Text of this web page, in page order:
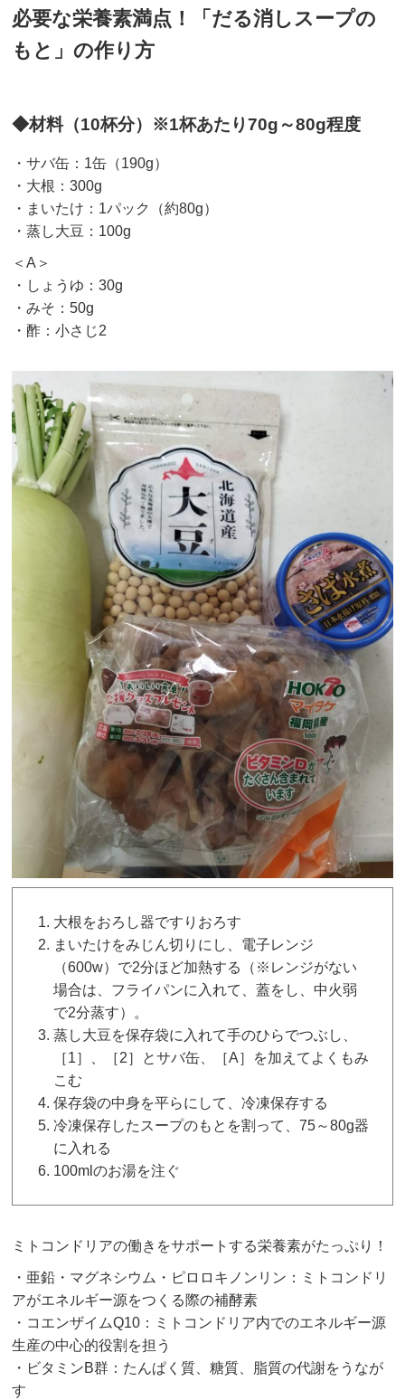
必要な栄養素満点！「だる消しスープの
もと」の作り方
◆材料（10杯分）※1杯あたり70g～80g程度
・サバ缶：1缶（190g）
・大根：300g
・まいたけ：1パック（約80g）
・蒸し大豆：100g
＜A＞
・しょうゆ：30g
・みそ：50g
・酢：小さじ2
大根をおろし器ですりおろす
まいたけをみじん切りにし、電子レンジ
（600w）で2分ほど加熱する（※レンジがない
場合は、フライパンに入れて、蓋をし、中火弱
で2分蒸す）。
蒸し大豆を保存袋に入れて手のひらでつぶし、
［1］、［2］とサバ缶、［A］を加えてよくもみ
こむ
保存袋の中身を平らにして、冷凍保存する
冷凍保存したスープのもとを割って、75～80g器
に入れる
100mlのお湯を注ぐ
ミトコンドリアの働きをサポートする栄養素がたっぷり！
・亜鉛・マグネシウム・ピロロキノンリン：ミトコンドリ
アがエネルギー源をつくる際の補酵素
・コエンザイムQ10：ミトコンドリア内でのエネルギー源
生産の中心的役割を担う
・ビタミンB群：たんぱく質、糖質、脂質の代謝をうなが
す